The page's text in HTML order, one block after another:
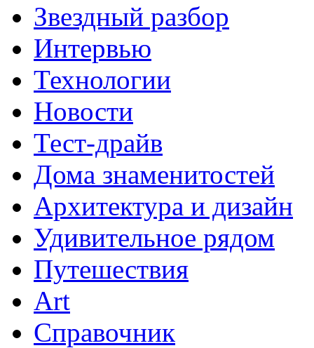
Звездный разбор
Интервью
Технологии
Новости
Тест-драйв
Дома знаменитостей
Архитектура и дизайн
Удивительное рядом
Путешествия
Art
Cправочник